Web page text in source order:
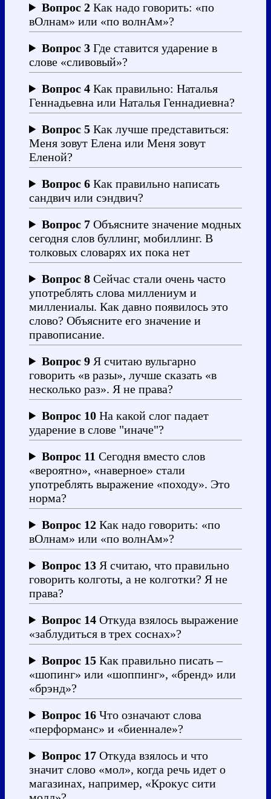
Вопрос 2 Как надо говорить: «по
вОлнам» или «по волнАм»?
Вопрос 3 Где ставится ударение в
слове «сливовый»?
Вопрос 4 Как правильно: Наталья
Геннадьевна или Наталья Геннадиевна?
Вопрос 5 Как лучше представиться:
Меня зовут Елена или Меня зовут
Еленой?
Вопрос 6 Как правильно написать
сандвич или сэндвич?
Вопрос 7 Объясните значение модных
сегодня слов буллинг, мобиллинг. В
толковых словарях их пока нет
Вопрос 8 Сейчас стали очень часто
употреблять слова миллениум и
миллениалы. Как давно появилось это
слово? Объясните его значение и
правописание.
Вопрос 9 Я считаю вульгарно
говорить «в разы», лучше сказать «в
несколько раз». Я не права?
Вопрос 10 На какой слог падает
ударение в слове "иначе"?
Вопрос 11 Сегодня вместо слов
«вероятно», «наверное» стали
употреблять выражение «походу». Это
норма?
Вопрос 12 Как надо говорить: «по
вОлнам» или «по волнАм»?
Вопрос 13 Я считаю, что правильно
говорить колготы, а не колготки? Я не
права?
Вопрос 14 Откуда взялось выражение
«заблудиться в трех соснах»?
Вопрос 15 Как правильно писать –
«шопинг» или «шоппинг», «бренд» или
«брэнд»?
Вопрос 16 Что означают слова
«перформанс» и «биеннале»?
Вопрос 17 Откуда взялось и что
значит слово «мол», когда речь идет о
магазинах, например, «Крокус сити